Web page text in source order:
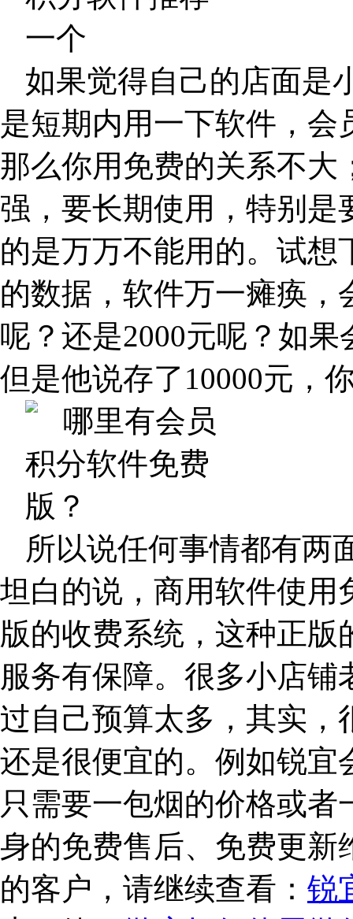
如果觉得自己的店面是
是短期内用一下软件，
那么你用免费的关系不大
强，要长期使用，特别是
的是万万不能用的。试
的数据，软件万一瘫痪，
呢？还是2000元呢？如
但是他说存了10000元，
所以说任何事情都有两
坦白的说，商用软件使用
版的收费系统，这种正
服务有保障。很多小店
过自己预算太多，其实，
还是很便宜的。例如锐宜
只需要一包烟的价格或
身的免费售后、免费更新
的客户，请继续查看： 锐